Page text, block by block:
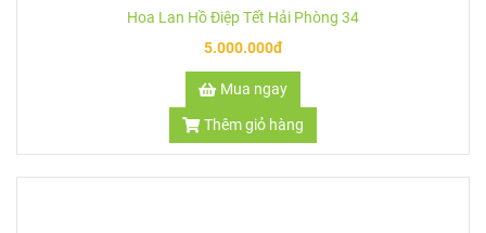
Mua ngay
Thêm giỏ hàng